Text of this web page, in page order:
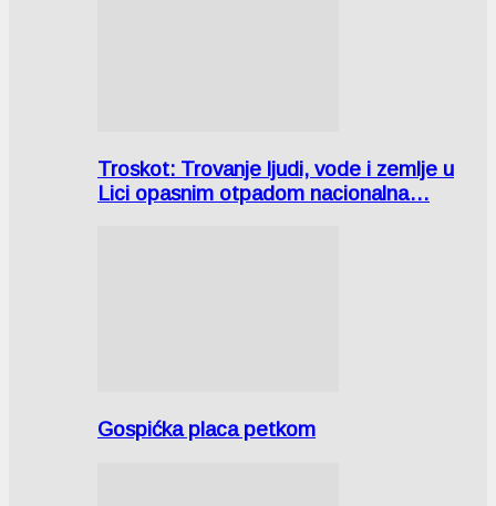
Troskot: Trovanje ljudi, vode i zemlje u
Lici opasnim otpadom nacionalna…
Gospićka placa petkom